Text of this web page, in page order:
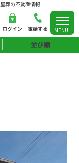
郡の不動産情報
ログイン 電話する MENU
並び順
野城市乙金東１丁目 ２号棟